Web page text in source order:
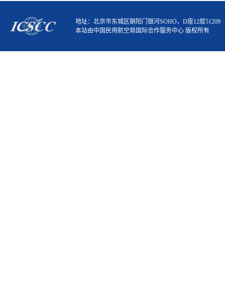
地址：北京市东城区朝阳门银河SOHO，D座12层51209
本站由中国民用航空局国际合作服务中心 版权所有